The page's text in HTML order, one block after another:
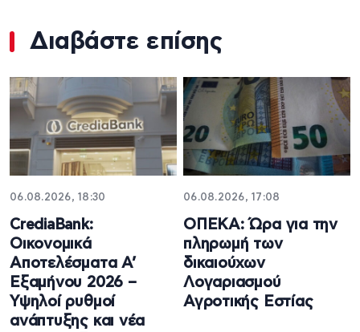
Διαβάστε επίσης
06.08.2026, 18:30
CrediaBank:
Οικονομικά
Αποτελέσματα A’
Εξαμήνου 2026 –
Υψηλοί ρυθμοί
ανάπτυξης και νέα
06.08.2026, 17:08
ΟΠΕΚΑ: Ώρα για την
πληρωμή των
δικαιούχων
Λογαριασμού
Αγροτικής Εστίας